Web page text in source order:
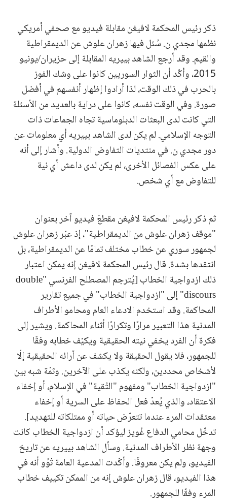
ذكر رئيس المحكمة لافيغن مقابلة فيديو مع صحفي أمريكي
نظمها مجدي ن. سُئل فيها زهران علوش عن الديمقراطية
والقيم. وقد أرجع الشاهد بييريه المقابلة إلى حزيران/يونيو
2015، وأكّد أن الثوار السوريين كانوا على وشك الفوز
بالحرب في ذلك الوقت، لذا أرادوا إظهار أنفسهم في أفضل
صورة. وفي الوقت نفسه، كانوا على دراية بالعديد من الأسئلة
التي كانت لدى البعثات الدبلوماسية تجاه الجماعات ذات
التوجه الإسلامي. لم يكن لدى الشاهد بييريه أي معلومات عن
دور مجدي ن. في منتديات التفاوض الدولية. وأشار إلى أنه
على عكس الفصائل الأخرى، لم يكن لدى داعش أي نية
للتفاوض مع أي شخص.
ثم ذكر رئيس المحكمة لافيغن مقطعَ فيديو آخر بعنوان
"موقف زهران علوش من الديمقراطية"، إذ عبّر زهران علوش
لجمهور سوري عن خطاب مختلف تمامًا عن الديمقراطية، بل
انتقدها بشدة. قال رئيس المحكمة لافيغن إنه يمكن اعتبار
ذلك ازدواجية الخطاب [يُترجم المصطلح الفرنسي "double
discours" إلى "ازدواجية الخطاب" في جميع تقارير
المحاكمة. وقد استخدم الادعاء العام ومحامو الأطراف
المدنية هذا التعبير مرارًا وتكرارًا أثناء المحاكمة. ويشير إلى
فكرة أن الفرد يخفي نيته الحقيقية ويكيّف خطابه وفقًا
للجمهور، فلا يقول الحقيقة ولا يكشف عن آرائه الحقيقية إلّا
لأشخاص محددين، ولكنه يكذب على الآخرين. وثمّة شبه بين
"ازدواجية الخطاب" ومفهوم "التُقية" في الإسلام، أو إخفاء
الاعتقاد، والذي يُعدّ فعل الحفاظ على السرية أو إخفاء
معتقدات المرء عندما تتعرّض حياته أو ممتلكاته للتهديد].
تدخّل محامي الدفاع غْويز ليؤكد أن ازدواجية الخطاب كانت
وجهة نظر الأطراف المدنية. وسأل ​​الشاهد بييريه عن تاريخ
الفيديو، ولم يكن معروفًا. وأكّدت المدعية العامة تْوُو أنه في
هذا الفيديو، قال زهران علوش إنه من الممكن تكييف خطاب
المرء وفقًا للجمهور.